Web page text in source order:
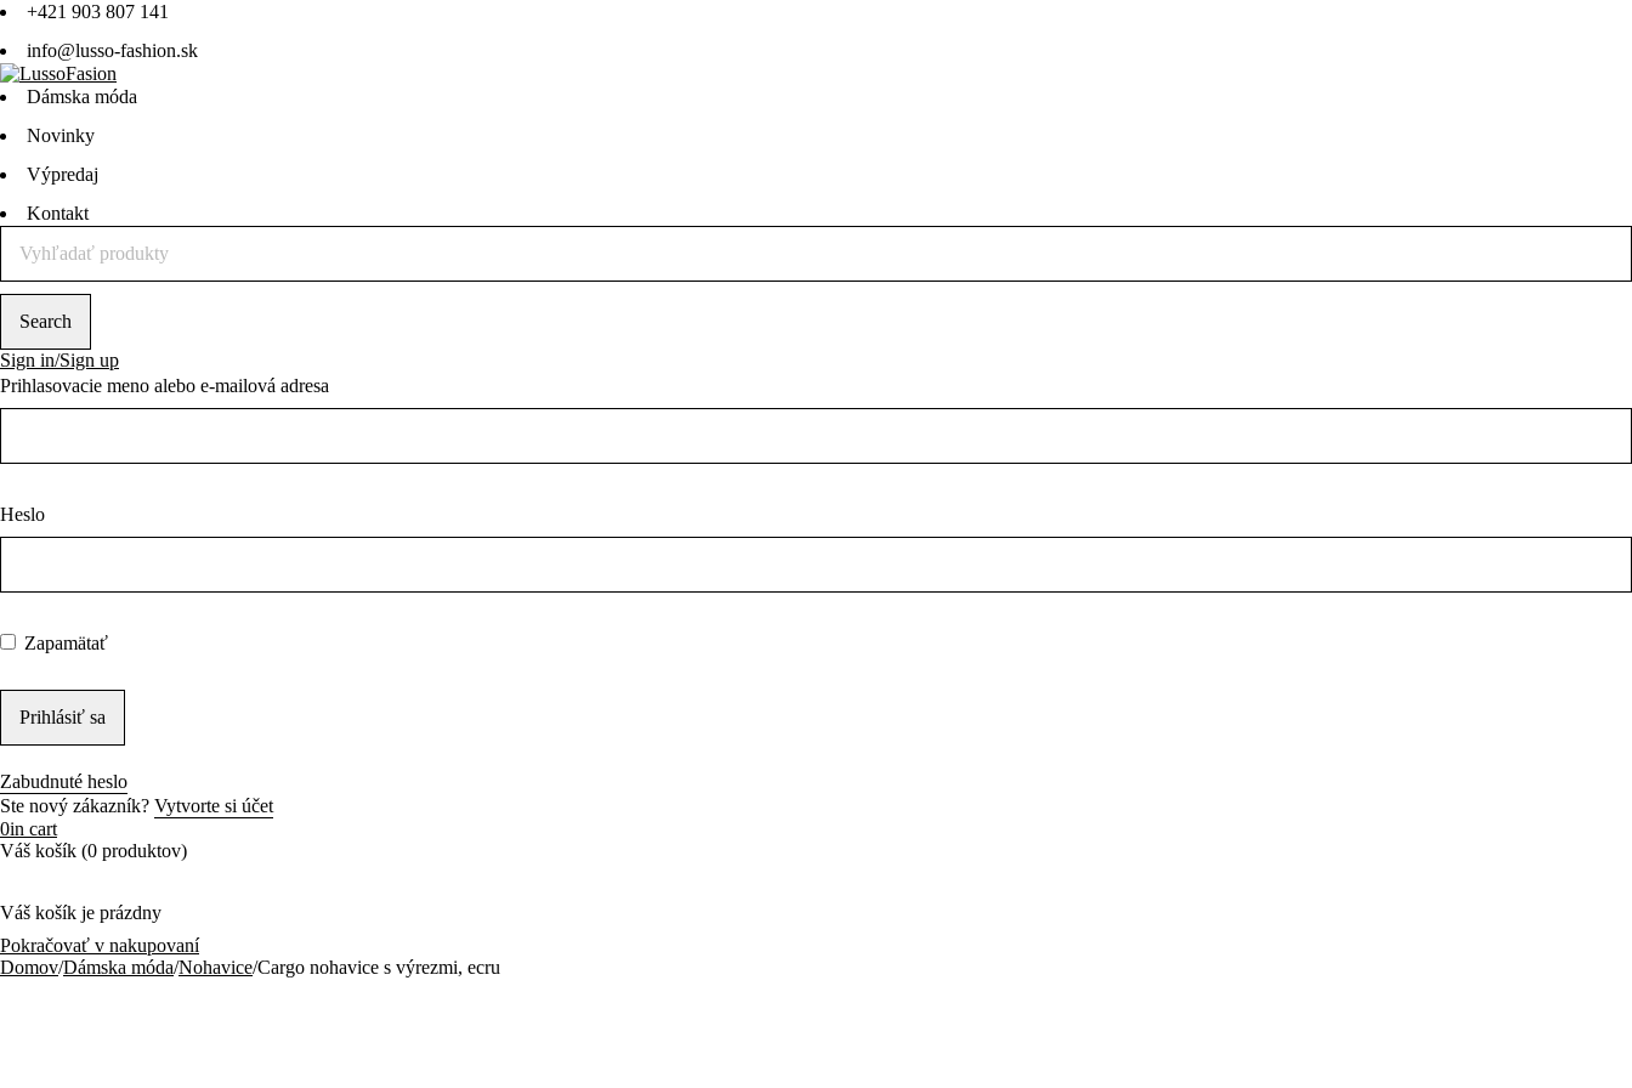
+421 903 807 141
info@lusso-fashion.sk
Dámska móda
Novinky
Výpredaj
Kontakt
Sign in/Sign up
Prihlasovacie meno alebo e-mailová adresa
Heslo
Zapamätať
Zabudnuté heslo
Ste nový zákazník? Vytvorte si účet
0in cart
Váš košík (0 produktov)
Váš košík je prázdny
Pokračovať v nakupovaní
Domov/Dámska móda/Nohavice/Cargo nohavice s výrezmi, ecru